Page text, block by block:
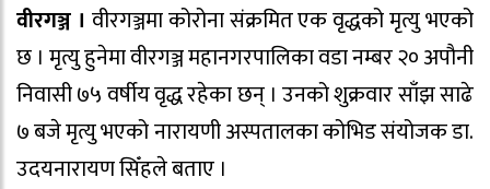
वीरगञ्ज । वीरगञ्जमा कोरोना संक्रमित एक वृद्धको मृत्यु भएको
छ । मृत्यु हुनेमा वीरगञ्ज महानगरपालिका वडा नम्बर २० अपौनी
निवासी ७५ वर्षीय वृद्ध रहेका छन् । उनको शुक्रवार साँझ साढे
७ बजे मृत्यु भएको नारायणी अस्पतालका कोभिड संयोजक डा.
उदयनारायण सिँहले बताए ।